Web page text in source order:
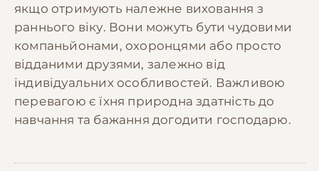
якщо отримують належне виховання з
раннього віку. Вони можуть бути чудовими
компаньйонами, охоронцями або просто
відданими друзями, залежно від
індивідуальних особливостей. Важливою
перевагою є їхня природна здатність до
навчання та бажання догодити господарю.